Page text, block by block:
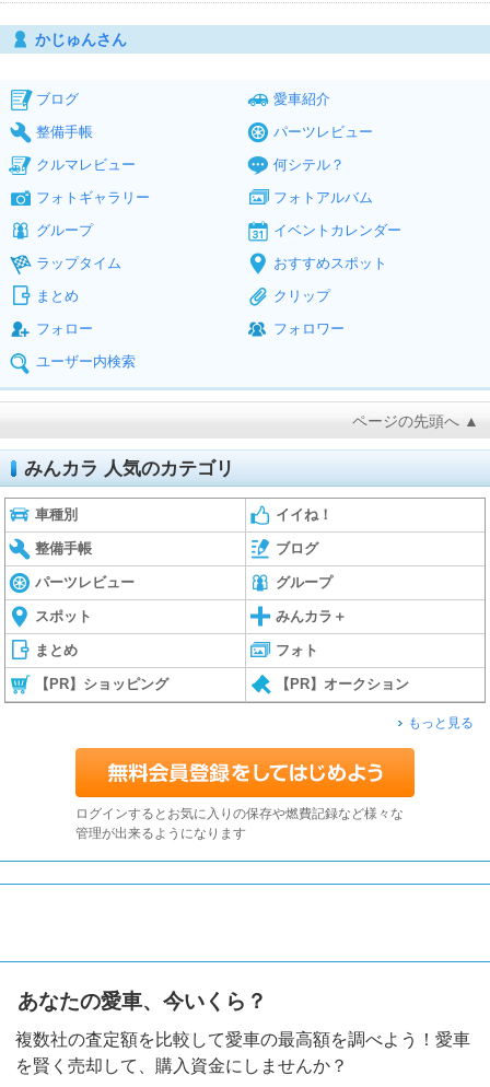
かじゅんさん
ブログ
愛車紹介
整備手帳
パーツレビュー
クルマレビュー
何シテル？
フォトギャラリー
フォトアルバム
グループ
イベントカレンダー
ラップタイム
おすすめスポット
まとめ
クリップ
フォロー
フォロワー
ユーザー内検索
ページの先頭へ ▲
みんカラ 人気のカテゴリ
車種別 イイね！
整備手帳 ブログ
パーツレビュー グループ
スポット みんカラ＋
まとめ フォト
【PR】ショッピング 【PR】オークション
もっと見る
ログインするとお気に入りの保存や燃費記録など様々な
管理が出来るようになります
あなたの愛車、今いくら？
複数社の査定額を比較して愛車の最高額を調べよう！愛車
を賢く売却して、購入資金にしませんか？